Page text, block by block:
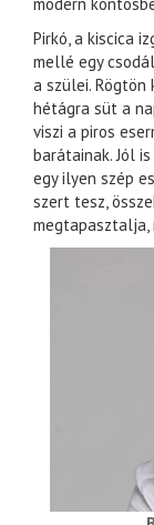
Pirkó, a kiscica
mellé egy
a szülei. Rögtön
hétágra süt a
viszi a piros
barátainak. Jól
egy ilyen szép
szert tesz,
megtapasztalja,